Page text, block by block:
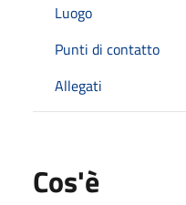
Luogo
Punti di contatto
Allegati
Cos'è